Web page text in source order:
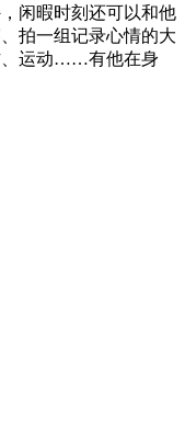
闲暇时刻还可以和他
拍一组记录心情的大
、运动……有他在身